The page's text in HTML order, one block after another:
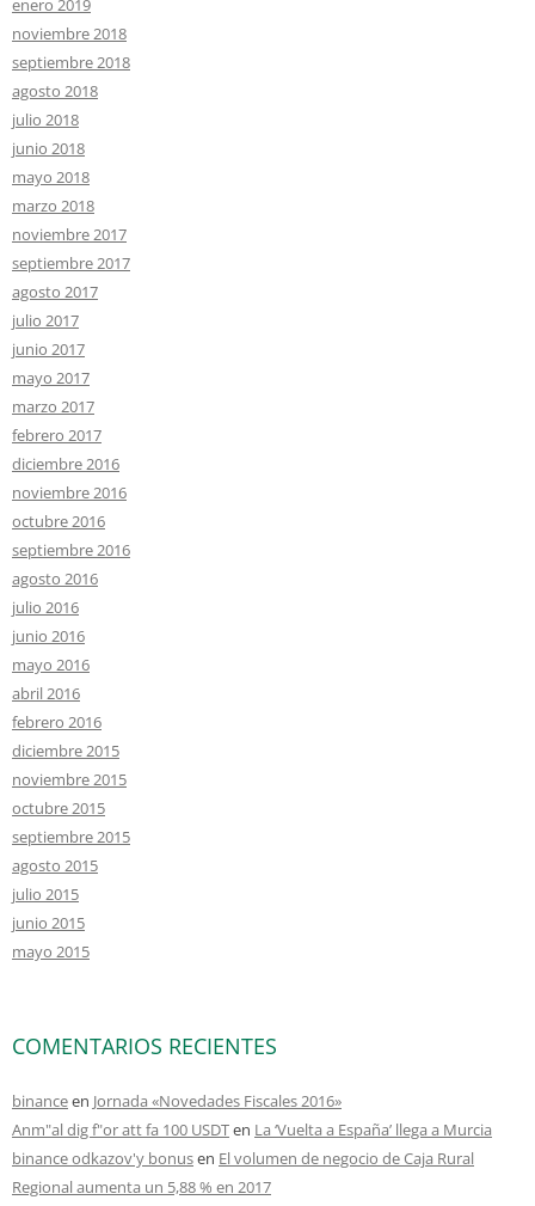
enero 2019
noviembre 2018
septiembre 2018
agosto 2018
julio 2018
junio 2018
mayo 2018
marzo 2018
noviembre 2017
septiembre 2017
agosto 2017
julio 2017
junio 2017
mayo 2017
marzo 2017
febrero 2017
diciembre 2016
noviembre 2016
octubre 2016
septiembre 2016
agosto 2016
julio 2016
junio 2016
mayo 2016
abril 2016
febrero 2016
diciembre 2015
noviembre 2015
octubre 2015
septiembre 2015
agosto 2015
julio 2015
junio 2015
mayo 2015
COMENTARIOS RECIENTES
binanceen Jornada «Novedades Fiscales 2016»
Anm"al dig f"or att fa 100 USDTen La ‘Vuelta a España’ llega a Murcia
binance odkazov'y bonusen El volumen de negocio de Caja Rural
Regional aumenta un 5,88 % en 2017